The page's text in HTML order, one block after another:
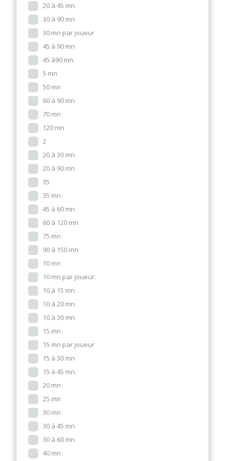
20 à 45 mn
30 à 90 mn
30 mn par joueur
45 à 90 mn
45 à90 mn.
5 mn
50 mn
60 à 90 mn
70 mn
120 mn
2
20 à 30 mn
20 à 90 mn
35
35 mn
45 à 60 mn
60 à 120 mn
75 mn
90 à 150 mn
10 mn
10 mn par joueur.
10 à 15 mn
10 à 20 mn
10 à 30 mn
15 mn
15 mn par joueur
15 à 30 mn
15 à 45 mn
20 mn
25 mn
30 mn
30 à 45 mn
30 à 60 mn
40 mn